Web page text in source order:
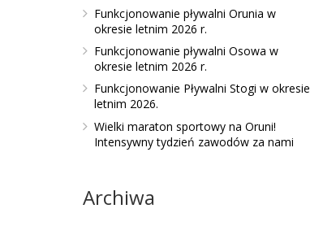
Funkcjonowanie pływalni Orunia w
okresie letnim 2026 r.
Funkcjonowanie pływalni Osowa w
okresie letnim 2026 r.
Funkcjonowanie Pływalni Stogi w okresie
letnim 2026.
Wielki maraton sportowy na Oruni!
Intensywny tydzień zawodów za nami
Archiwa